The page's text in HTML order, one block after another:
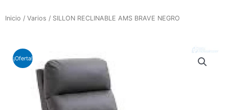
Inicio / Varios / SILLON RECLINABLE AMS BRAVE NEGRO
¡Oferta!